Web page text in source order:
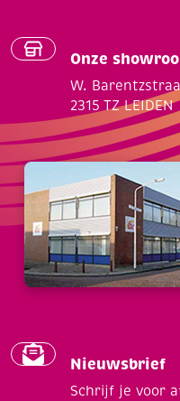
Onze
W.
2315 TZ LEIDEN
Nieuwsbrief
Schrijf je voor